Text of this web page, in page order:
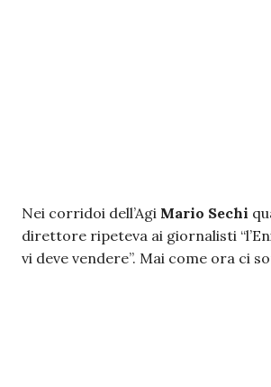
Nei corridoi dell’Agi Mario Sechi
direttore ripeteva ai giornalisti
vi deve vendere”. Mai come ora ci